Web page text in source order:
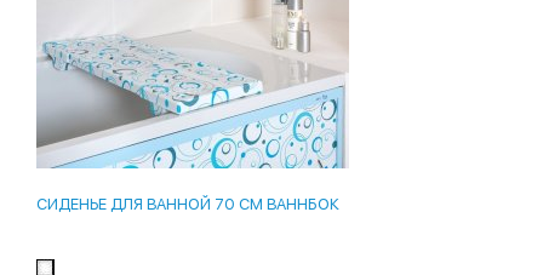
СИДЕНЬЕ ДЛЯ ВАННОЙ 70 СМ ВАННБОК